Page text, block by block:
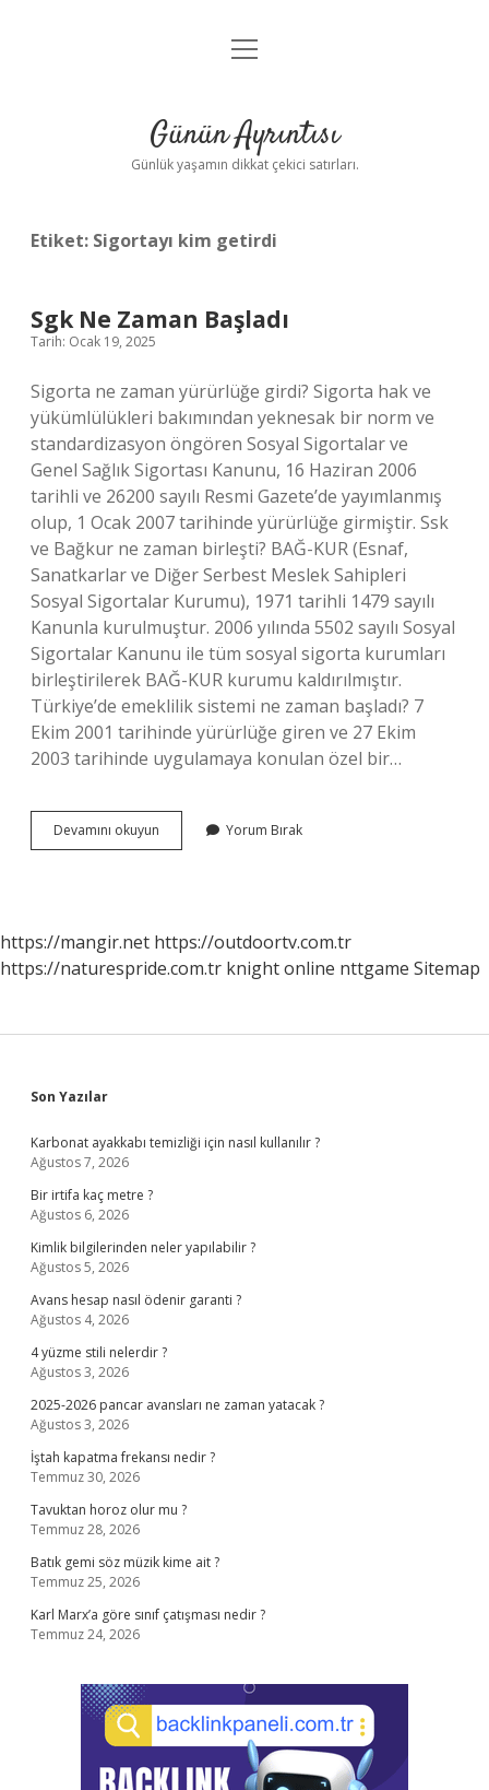
Anasayfa
Yasal Uyarı
menüyü
Günün Ayrıntısı
Günlük yaşamın dikkat çekici satırları.
Etiket: Sigortayı kim getirdi
Sgk Ne Zaman Başladı
Tarih: Ocak 19, 2025
Sigorta ne zaman yürürlüğe girdi? Sigorta hak ve
yükümlülükleri bakımından yeknesak bir norm ve
standardizasyon öngören Sosyal Sigortalar ve
Genel Sağlık Sigortası Kanunu, 16 Haziran 2006
tarihli ve 26200 sayılı Resmi Gazete’de yayımlanmış
olup, 1 Ocak 2007 tarihinde yürürlüğe girmiştir. Ssk
ve Bağkur ne zaman birleşti? BAĞ-KUR (Esnaf,
Sanatkarlar ve Diğer Serbest Meslek Sahipleri
Sosyal Sigortalar Kurumu), 1971 tarihli 1479 sayılı
Kanunla kurulmuştur. 2006 yılında 5502 sayılı Sosyal
Sigortalar Kanunu ile tüm sosyal sigorta kurumları
birleştirilerek BAĞ-KUR kurumu kaldırılmıştır.
Türkiye’de emeklilik sistemi ne zaman başladı? 7
Ekim 2001 tarihinde yürürlüğe giren ve 27 Ekim
2003 tarihinde uygulamaya konulan özel bir…
Devamını okuyun
Ne
Yorum Bırak
https://mangir.net https://outdoortv.com.tr
https://naturespride.com.tr knight online nttgame Sitemap
Sidebar
Son Yazılar
Karbonat ayakkabı temizliği için nasıl kullanılır ?
Ağustos 7, 2026
Bir irtifa kaç metre ?
Ağustos 6, 2026
Kimlik bilgilerinden neler yapılabilir ?
Ağustos 5, 2026
Avans hesap nasıl ödenir garanti ?
Ağustos 4, 2026
4 yüzme stili nelerdir ?
Ağustos 3, 2026
2025-2026 pancar avansları ne zaman yatacak ?
Ağustos 3, 2026
İştah kapatma frekansı nedir ?
Temmuz 30, 2026
Tavuktan horoz olur mu ?
Temmuz 28, 2026
Batık gemi söz müzik kime ait ?
Temmuz 25, 2026
Karl Marx’a göre sınıf çatışması nedir ?
Temmuz 24, 2026